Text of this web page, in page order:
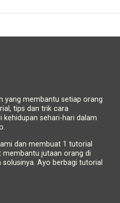
yang membantu setiap orang
tips dan trik cara
kehidupan sehari-hari dalam
dan membuat 1 tutorial
membantu jutaan orang di
Ayo berbagi tutorial